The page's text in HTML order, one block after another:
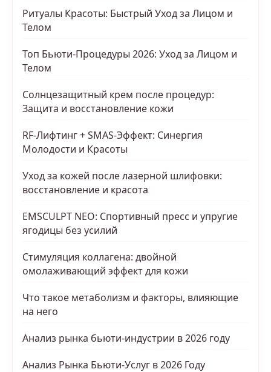
Ритуалы Красоты: Быстрый Уход за Лицом и
Телом
Топ Бьюти-Процедуры 2026: Уход за Лицом и
Телом
Солнцезащитный крем после процедур:
Защита и восстановление кожи
RF-Лифтинг + SMAS-Эффект: Синергия
Молодости и Красоты
Уход за кожей после лазерной шлифовки:
восстановление и красота
EMSCULPT NEO: Спортивный пресс и упругие
ягодицы без усилий
Стимуляция коллагена: двойной
омолаживающий эффект для кожи
Что такое метаболизм и факторы, влияющие
на него
Анализ рынка бьюти-индустрии в 2026 году
Анализ Рынка Бьюти-Услуг в 2026 Году